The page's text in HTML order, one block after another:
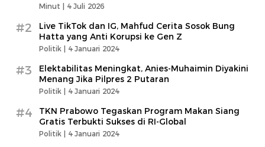
Minut | 4 Juli 2026
#2
Live TikTok dan IG, Mahfud Cerita Sosok Bung
Hatta yang Anti Korupsi ke Gen Z
Politik | 4 Januari 2024
#3
Elektabilitas Meningkat, Anies-Muhaimin Diyakini
Menang Jika Pilpres 2 Putaran
Politik | 4 Januari 2024
#4
TKN Prabowo Tegaskan Program Makan Siang
Gratis Terbukti Sukses di RI-Global
Politik | 4 Januari 2024